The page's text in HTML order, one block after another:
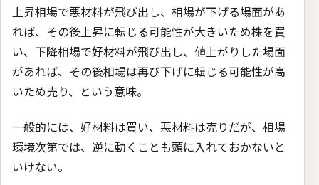
上昇相場で悪材料が飛び出し、相場が下げる場面があ
れば、その後上昇に転じる可能性が大きいため株を買
い、下降相場で好材料が飛び出し、値上がりした場面
があれば、その後相場は再び下げに転じる可能性が高
いため売り、という意味。
一般的には、好材料は買い、悪材料は売りだが、相場
環境次第では、逆に動くことも頭に入れておかないと
いけない。